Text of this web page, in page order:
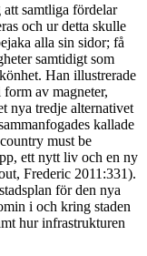
samtliga fördelar
och ur detta skulle
alla sin sidor; få
samtidigt som
Han illustrerade
av magneter,
nya tredje alternativet
kallade
must be
ett nytt liv och en ny
Frederic 2011:331).
för den nya
i och kring staden
hur infrastrukturen